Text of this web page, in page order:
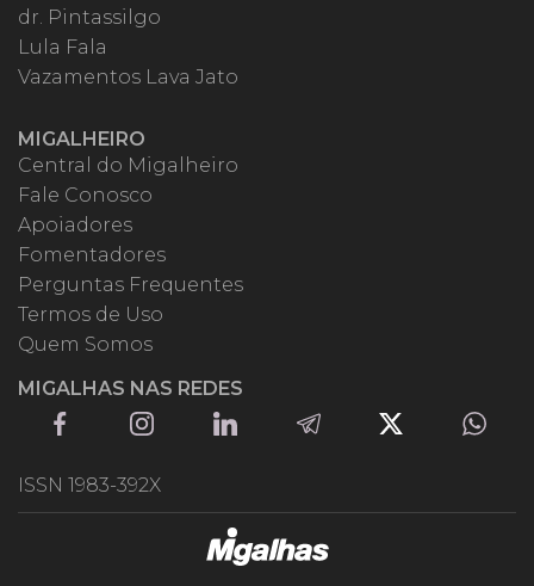
dr. Pintassilgo
Lula Fala
Vazamentos Lava Jato
MIGALHEIRO
Central do Migalheiro
Fale Conosco
Apoiadores
Fomentadores
Perguntas Frequentes
Termos de Uso
Quem Somos
MIGALHAS NAS REDES
ISSN 1983-392X